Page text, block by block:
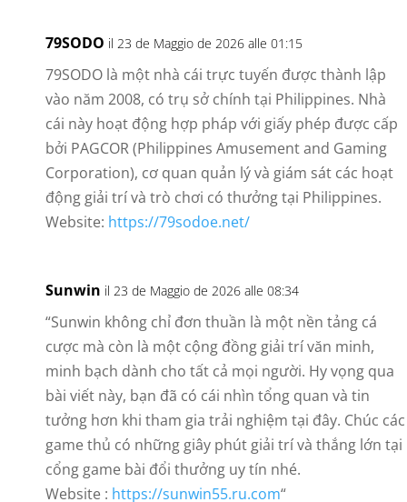
79SODO il 23 de Maggio de 2026 alle 01:15
79SODO là một nhà cái trực tuyến được thành lập
vào năm 2008, có trụ sở chính tại Philippines. Nhà
cái này hoạt động hợp pháp với giấy phép được cấp
bởi PAGCOR (Philippines Amusement and Gaming
Corporation), cơ quan quản lý và giám sát các hoạt
động giải trí và trò chơi có thưởng tại Philippines.
Website: https://79sodoe.net/
Sunwin il 23 de Maggio de 2026 alle 08:34
“Sunwin không chỉ đơn thuần là một nền tảng cá
cược mà còn là một cộng đồng giải trí văn minh,
minh bạch dành cho tất cả mọi người. Hy vọng qua
bài viết này, bạn đã có cái nhìn tổng quan và tin
tưởng hơn khi tham gia trải nghiệm tại đây. Chúc các
game thủ có những giây phút giải trí và thắng lớn tại
cổng game bài đổi thưởng uy tín nhé.
Website : https://sunwin55.ru.com“